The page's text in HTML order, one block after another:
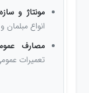
مونتاژ و
انواع مبلمان
مصارف
تعمیرات